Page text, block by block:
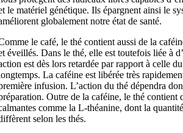
le matériel génétique. Ils épargnent ainsi le
globalement notre état de santé.
le café, le thé contient aussi de la
éveillés. Dans le thé, elle est toutefois liée à
est dès lors retardée par rapport à celle
La caféine est libérée très
infusion. L’action du thé dépendra
Outre de la caféine, le thé contient
comme la L-théanine, dont la
selon les thés.